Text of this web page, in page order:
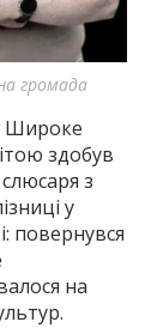
громада
Широке
здобув
з
у
повернувся
на